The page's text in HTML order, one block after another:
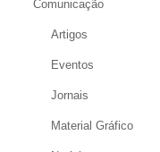
Comunicação
Artigos
Eventos
Jornais
Material Gráfico